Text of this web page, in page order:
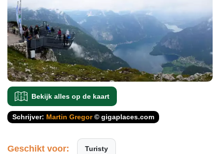
Bekijk alles op de kaart
Schrijver: Martin Gregor© gigaplaces.com
Geschikt voor: Turisty